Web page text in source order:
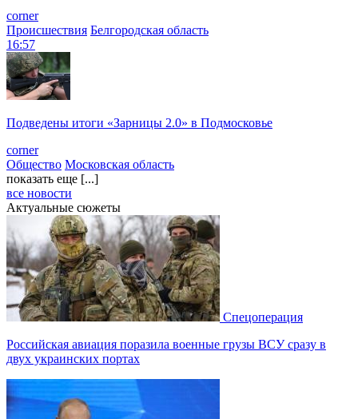
corner
Происшествия Белгородская область
16:57
Подведены итоги «Зарницы 2.0» в Подмосковье
corner
Общество Московская область
показать еще [...]
все новости
Актуальные сюжеты
Спецоперация
Российская авиация поразила военные грузы ВСУ сразу в
двух украинских портах